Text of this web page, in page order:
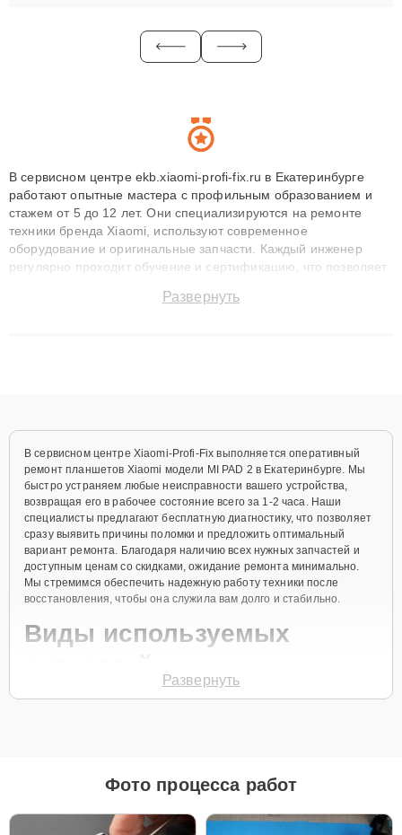
В сервисном центре ekb.xiaomi-profi-fix.ru в Екатеринбурге
работают опытные мастера с профильным образованием и
стажем от 5 до 12 лет. Они специализируются на ремонте
техники бренда Xiaomi, используют современное
оборудование и оригинальные запчасти. Каждый инженер
регулярно проходит обучение и сертификацию, что позволяет
технику с сохранением гарантии до 3 лет. Наши мастера
Развернуть
В сервисном центре Xiaomi-Profi-Fix выполняется оперативный
ремонт планшетов Xiaomi модели MI PAD 2 в Екатеринбурге. Мы
быстро устраняем любые неисправности вашего устройства,
возвращая его в рабочее состояние всего за 1-2 часа. Наши
специалисты предлагают бесплатную диагностику, что позволяет
сразу выявить причины поломки и предложить оптимальный
вариант ремонта. Благодаря наличию всех нужных запчастей и
доступным ценам со скидками, ожидание ремонта минимально.
Мы стремимся обеспечить надежную работу техники после
восстановления, чтобы она служила вам долго и стабильно.
Виды используемых
Рекомендации по выбору запчастей:
использовать на долгий срок, лучшим выбором
Развернуть
Фото процесса работ